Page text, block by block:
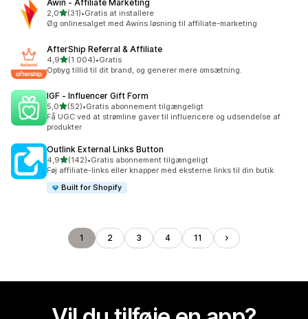
Awin ‑ Affiliate Marketing
2,0ud af 5 stjerner
(31)
31 anmeldelser i alt
•Gratis at installere
Øg onlinesalget med Awins løsning til affiliate-marketing
AfterShip Referral & Affiliate
4,9ud af 5 stjerner
(1.004)
1004 anmeldelser i alt
•Gratis
Opbyg tillid til dit brand, og generer mere omsætning.
IGF ‑ Influencer Gift Form
5,0ud af 5 stjerner
(52)
52 anmeldelser i alt
•Gratis abonnement tilgængeligt
Få UGC ved at strømline gaver til influencere og udsendelse af
produkter
Outlink External Links Button
4,9ud af 5 stjerner
(142)
142 anmeldelser i alt
•Gratis abonnement tilgængeligt
Føj affiliate-links eller knapper med eksterne links til din butik
Built for Shopify
1 2 3 4 11